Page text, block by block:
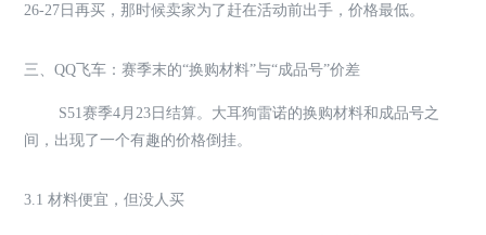
26-27日再买，那时候卖家为了赶在活动前出手，价格最低。
三、QQ飞车：赛季末的“换购材料”与“成品号”价差
S51赛季4月23日结算。大耳狗雷诺的换购材料和成品号之
间，出现了一个有趣的价格倒挂。
3.1 材料便宜，但没人买